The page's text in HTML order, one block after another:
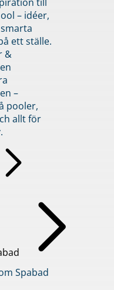
– idéer,
ett ställe.
&
–
pooler,
allt för
Spabad